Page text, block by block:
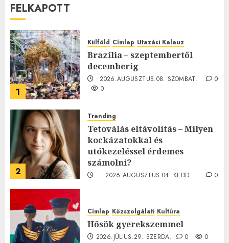
FELKAPOTT
1
Külföld Címlap Utazási Kalauz
Brazília – szeptembertől
decemberig
2026.AUGUSZTUS.08. SZOMBAT.
0
0
2
Trending
Tetoválás eltávolítás – Milyen
kockázatokkal és
utókezeléssel érdemes
számolni?
2026.AUGUSZTUS.04. KEDD.
0
Címlap Közszolgálati Kultúra
Hősök gyerekszemmel
2026.JÚLIUS.29. SZERDA. 0 0